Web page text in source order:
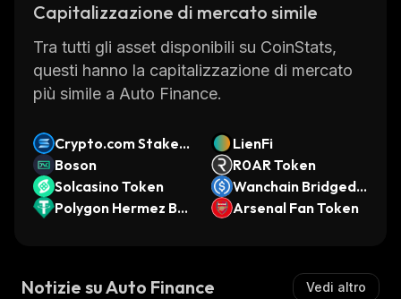
Capitalizzazione di mercato simile
Tra tutti gli asset disponibili su CoinStats,
questi hanno la capitalizzazione di mercato
più simile a Auto Finance.
Crypto.com Staked
SOL
LienFi
Boson
R0AR Token
Solcasino Token
Wanchain Bridged
USDC (Cardano)
Polygon Hermez Bri
Arsenal Fan Token
Notizie su Auto Finance Vedi altro